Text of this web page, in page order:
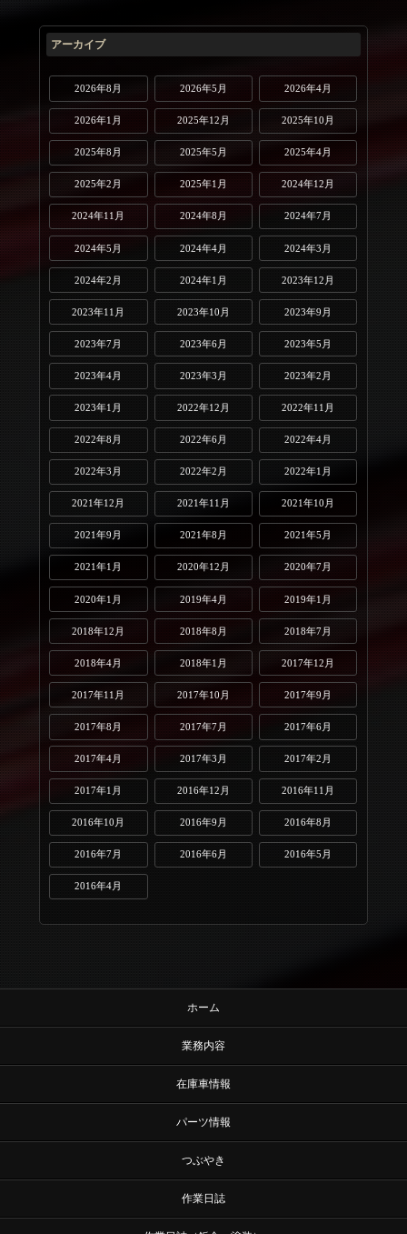
アーカイブ
2026年8月 2026年5月 2026年4月
2026年1月 2025年12月 2025年10月
2025年8月 2025年5月 2025年4月
2025年2月 2025年1月 2024年12月
2024年11月 2024年8月 2024年7月
2024年5月 2024年4月 2024年3月
2024年2月 2024年1月 2023年12月
2023年11月 2023年10月 2023年9月
2023年7月 2023年6月 2023年5月
2023年4月 2023年3月 2023年2月
2023年1月 2022年12月 2022年11月
2022年8月 2022年6月 2022年4月
2022年3月 2022年2月 2022年1月
2021年12月 2021年11月 2021年10月
2021年9月 2021年8月 2021年5月
2021年1月 2020年12月 2020年7月
2020年1月 2019年4月 2019年1月
2018年12月 2018年8月 2018年7月
2018年4月 2018年1月 2017年12月
2017年11月 2017年10月 2017年9月
2017年8月 2017年7月 2017年6月
2017年4月 2017年3月 2017年2月
2017年1月 2016年12月 2016年11月
2016年10月 2016年9月 2016年8月
2016年7月 2016年6月 2016年5月
2016年4月
ホーム
業務内容
在庫車情報
パーツ情報
つぶやき
作業日誌